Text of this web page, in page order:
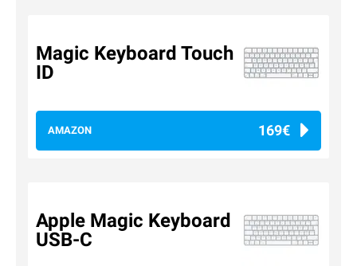
Magic Keyboard Touch
ID
AMAZON 169€
Apple Magic Keyboard
USB-C